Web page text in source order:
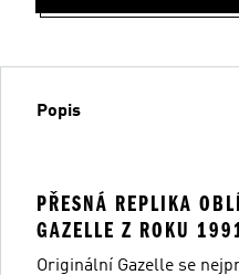
Popis
PŘESNÁ REPLIKA
GAZELLE Z ROKU
Originální Gazelle se